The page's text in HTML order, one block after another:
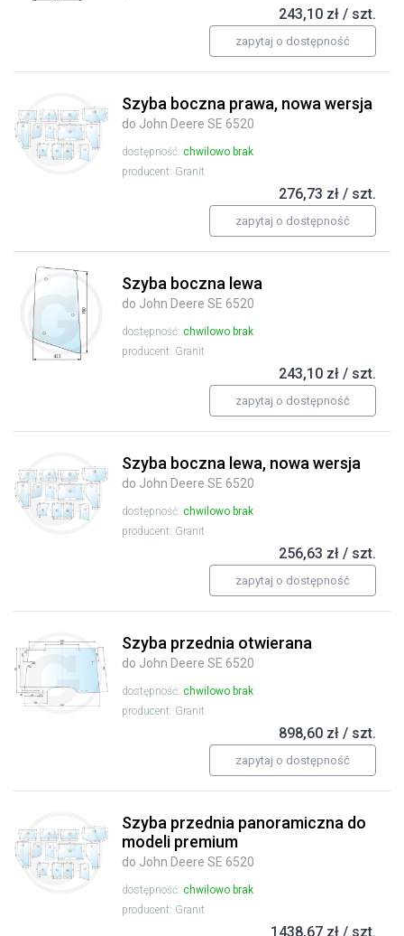
243,10 zł / szt.
zapytaj o dostępność
Szyba boczna prawa, nowa wersja
do John Deere SE 6520
dostępność: chwilowo brak
producent: Granit
276,73 zł / szt.
zapytaj o dostępność
Szyba boczna lewa
do John Deere SE 6520
dostępność: chwilowo brak
producent: Granit
243,10 zł / szt.
zapytaj o dostępność
Szyba boczna lewa, nowa wersja
do John Deere SE 6520
dostępność: chwilowo brak
producent: Granit
256,63 zł / szt.
zapytaj o dostępność
Szyba przednia otwierana
do John Deere SE 6520
dostępność: chwilowo brak
producent: Granit
898,60 zł / szt.
zapytaj o dostępność
Szyba przednia panoramiczna do
modeli premium
do John Deere SE 6520
dostępność: chwilowo brak
producent: Granit
1438,67 zł / szt.